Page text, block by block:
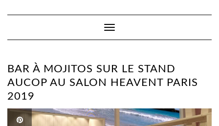
Toggle
Navigation
BAR À MOJITOS SUR LE STAND
AUCOP AU SALON HEAVENT PARIS
2019